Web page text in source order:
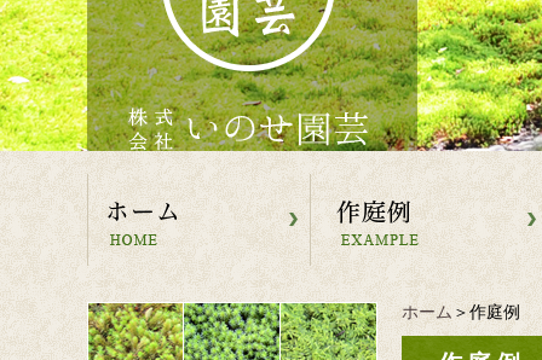
ホーム ＞作庭例